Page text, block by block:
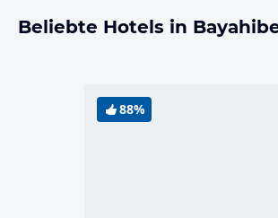
Beliebte Hotels in
88%